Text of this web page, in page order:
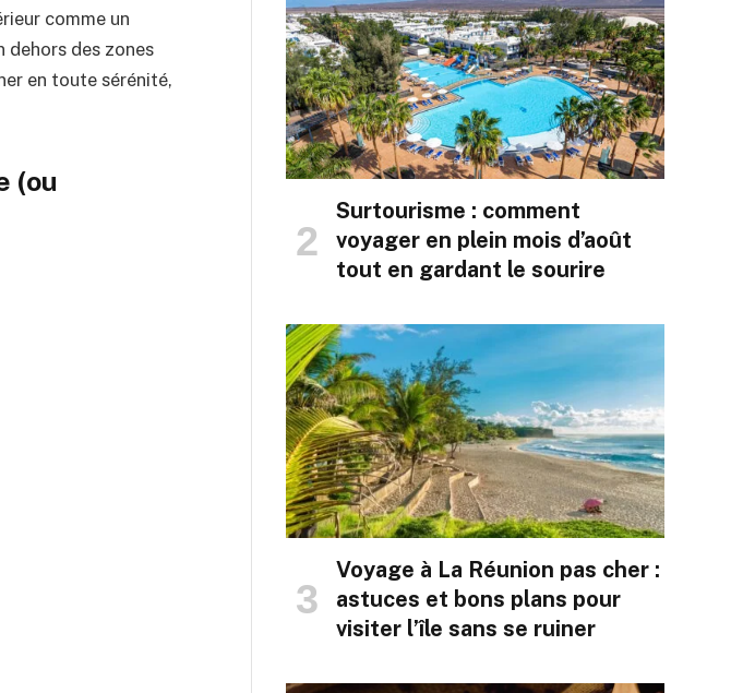
comme un
des zones
en toute sérénité,
(ou
Surtourisme : comment
voyager en plein mois d’août
tout en gardant le sourire
Voyage à La Réunion pas cher :
astuces et bons plans pour
visiter l’île sans se ruiner